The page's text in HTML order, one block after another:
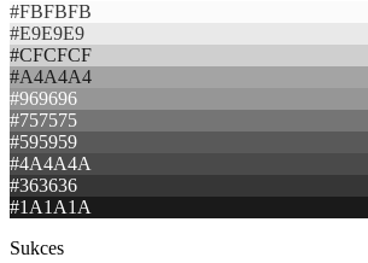
#FBFBFB
#E9E9E9
#CFCFCF
#A4A4A4
#969696
#757575
#595959
#4A4A4A
#363636
#1A1A1A
Sukces